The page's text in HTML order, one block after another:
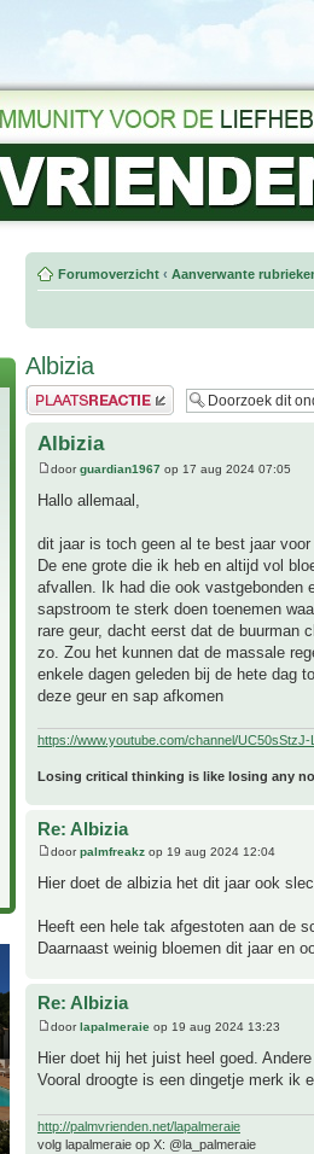
Forumoverzicht ‹ Aanverwante
Albizia
Plaats een reactie
Albizia
doorguardian1967 op 17 aug 2024 07:05
Hallo allemaal,
dit jaar is toch geen al te best jaar
De ene grote die ik heb en altijd vol
afvallen. Ik had die ook vastgebonden
sapstroom te sterk doen toenemen
rare geur, dacht eerst dat de buurman
zo. Zou het kunnen dat de massale
enkele dagen geleden bij de hete dag
deze geur en sap afkomen
https://www.youtube.com/channel/UC50sStzJ-
Losing critical thinking is like losing any
Re: Albizia
doorpalmfreakz op 19 aug 2024 12:04
Hier doet de albizia het dit jaar ook
Heeft een hele tak afgestoten aan de
Daarnaast weinig bloemen dit jaar en
Re: Albizia
doorlapalmeraie op 19 aug 2024 13:23
Hier doet hij het juist heel goed.
Vooral droogte is een dingetje merk ik
http://palmvrienden.net/lapalmeraie
volg lapalmeraie op X: @la_palmeraie